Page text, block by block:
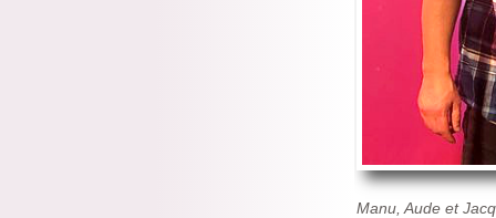
Manu, Aude et